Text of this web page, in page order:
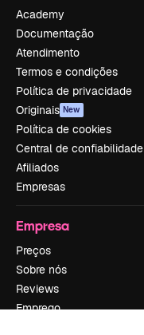
Academy
Documentação
Atendimento
Termos e condições
Política de privacidade
Originais New
Política de cookies
Central de confiabilidade
Afiliados
Empresas
Empresa
Preços
Sobre nós
Reviews
Emprego